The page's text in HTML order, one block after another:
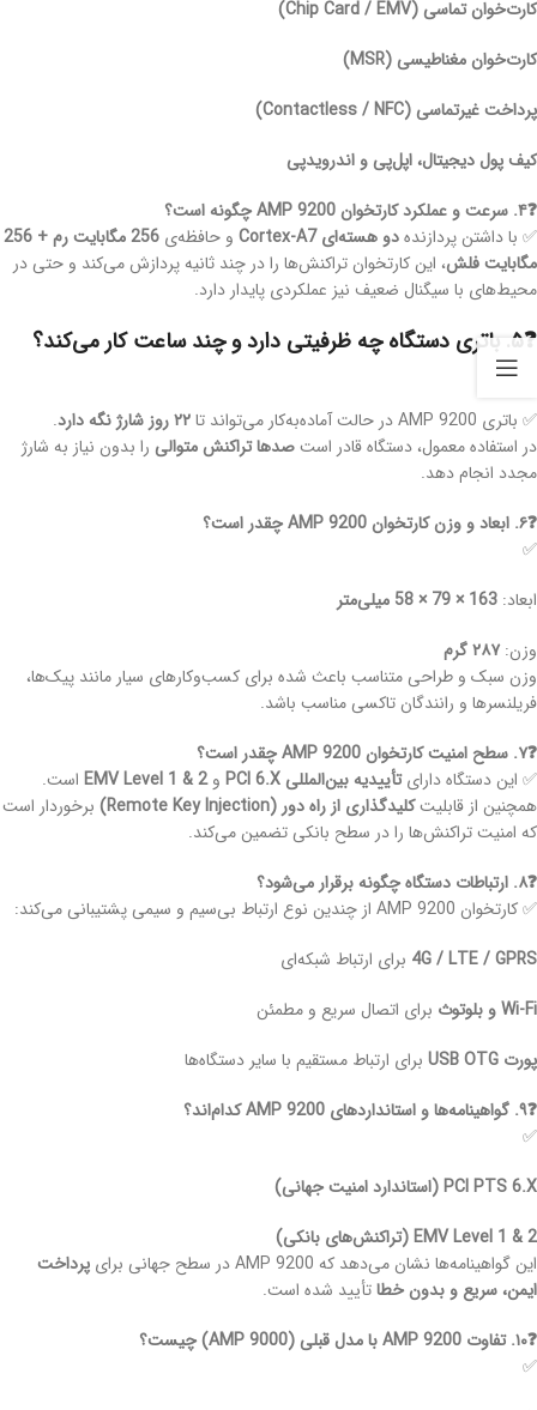
کارت‌خوان تماسی (Chip Card / EMV)
کارت‌خوان مغناطیسی (MSR)
پرداخت غیرتماسی (Contactless / NFC)
کیف پول دیجیتال، اپل‌پی و اندروید‌پی
❓۴. سرعت و عملکرد کارتخوان AMP 9200 چگونه است؟
✅ با داشتن پردازندهدو هسته‌ای Cortex-A7 و حافظه‌ی
256 مگابایت رم + 256
مگابایت فلش، این کارتخوان تراکنش‌ها را در چند ثانیه پردازش می‌کند و حتی در
محیط‌های با سیگنال ضعیف نیز عملکردی پایدار دارد.
❓۵. باتری دستگاه چه ظرفیتی دارد و چند ساعت کار می‌کند؟
✅ باتری AMP 9200 در حالت آماده‌به‌کار می‌تواند تا ۲۲ روز شارژ نگه دارد
.
در استفاده معمول، دستگاه قادر استصدها تراکنش متوالی را بدون نیاز به شارژ
مجدد انجام دهد.
❓۶. ابعاد و وزن کارتخوان AMP 9200 چقدر است؟
✅
ابعاد: 163 × 79 × 58 میلی‌متر
وزن:۲۸۷ گرم
وزن سبک و طراحی متناسب باعث شده برای کسب‌وکارهای سیار مانند پیک‌ها،
فریلنسرها و رانندگان تاکسی مناسب باشد.
❓۷. سطح امنیت کارتخوان AMP 9200 چقدر است؟
✅ این دستگاه دارایتأییدیه بین‌المللی PCI 6.X وEMV Level 1 & 2 است.
همچنین از قابلیتکلیدگذاری از راه دور (Remote Key Injection)
برخوردار است
که امنیت تراکنش‌ها را در سطح بانکی تضمین می‌کند.
❓۸. ارتباطات دستگاه چگونه برقرار می‌شود؟
✅ کارتخوان AMP 9200 از چندین نوع ارتباط بی‌سیم و سیمی پشتیبانی می‌کند:
4G / LTE / GPRS برای ارتباط شبکه‌ای
Wi-Fi و بلوتوث
برای اتصال سریع و مطمئن
پورت USB OTG
برای ارتباط مستقیم با سایر دستگاه‌ها
❓۹. گواهینامه‌ها و استانداردهای AMP 9200 کدام‌اند؟
✅
PCI PTS 6.X (استاندارد امنیت جهانی)
EMV Level 1 & 2 (تراکنش‌های بانکی)
این گواهینامه‌ها نشان می‌دهد که AMP 9200 در سطح جهانی برای
پرداخت
ایمن، سریع و بدون خطاتأیید شده است.
❓۱۰. تفاوت AMP 9200 با مدل قبلی (AMP 9000) چیست؟
✅